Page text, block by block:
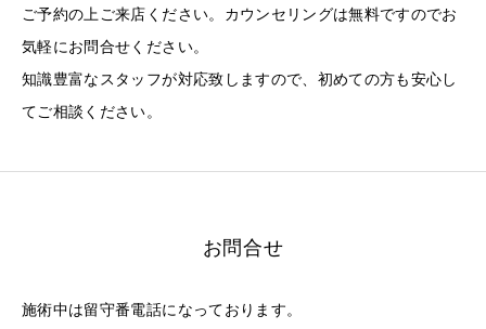
ご予約の上ご来店ください。カウンセリングは無料ですのでお
気軽にお問合せください。
知識豊富なスタッフが対応致しますので、初めての方も安心し
てご相談ください。
お問合せ
施術中は留守番電話になっております。